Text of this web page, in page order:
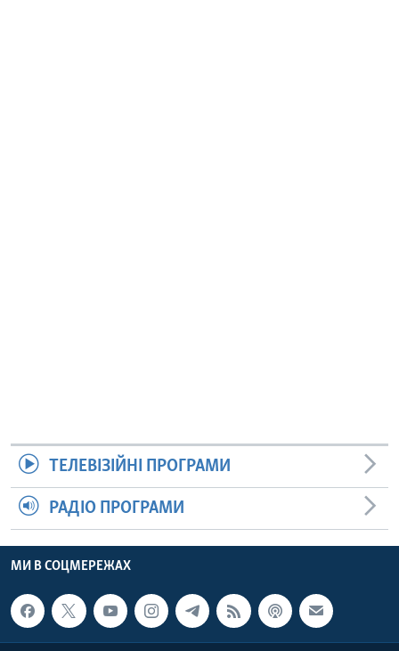
ТЕЛЕВІЗІЙНІ ПРОГРАМИ
РАДІО ПРОГРАМИ
МИ В СОЦМЕРЕЖАХ